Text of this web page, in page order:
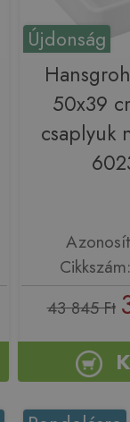
Újdonság
50x39
csaplyuk
43 845 Ft